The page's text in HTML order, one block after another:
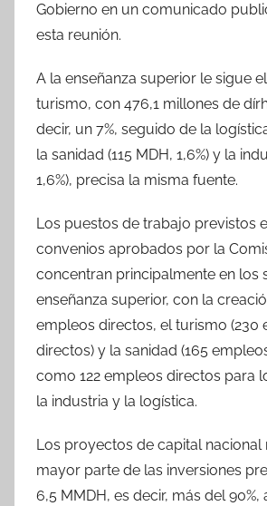
Gobierno en un comunicado
esta reunión.
A la enseñanza superior le sigue
turismo, con 476,1 millones de
decir, un 7%, seguido de la
la sanidad (115 MDH, 1,6%) y la
1,6%), precisa la misma fuente.
Los puestos de trabajo previstos
convenios aprobados por la
concentran principalmente en los
enseñanza superior, con la
empleos directos, el turismo (230
directos) y la sanidad (165
como 122 empleos directos para
la industria y la logística.
Los proyectos de capital nacional
mayor parte de las inversiones
6,5 MMDH, es decir, más del 90%,